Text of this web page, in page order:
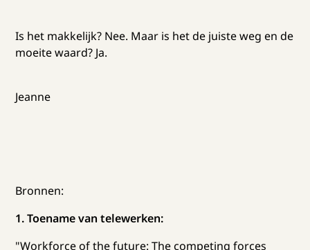
Is het makkelijk? Nee. Maar is het de juiste weg en de
moeite waard? Ja.
Jeanne
Bronnen:
1. Toename van telewerken:
"Workforce of the future: The competing forces